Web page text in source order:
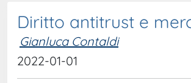
Diritto antitrust e
Gianluca Contaldi
2022-01-01